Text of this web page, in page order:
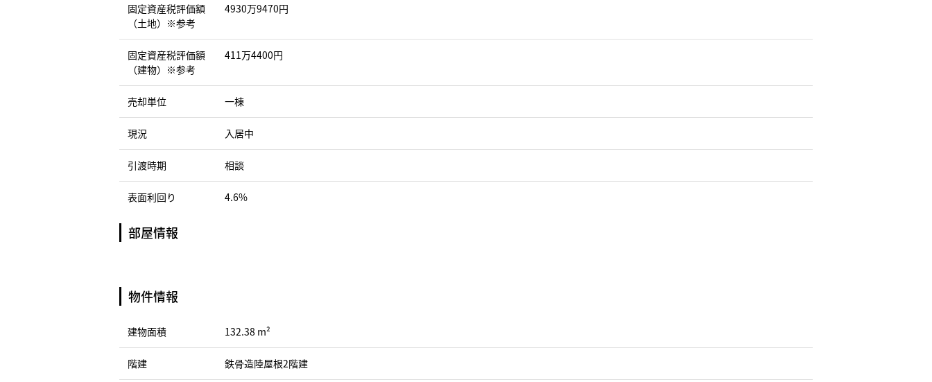
固定資産税評価額
（土地）※参考
4930万9470円
固定資産税評価額
（建物）※参考
411万4400円
売却単位 一棟
現況 入居中
引渡時期 相談
表面利回り 4.6%
部屋情報
物件情報
建物面積 132.38 m²
階建 鉄骨造陸屋根2階建